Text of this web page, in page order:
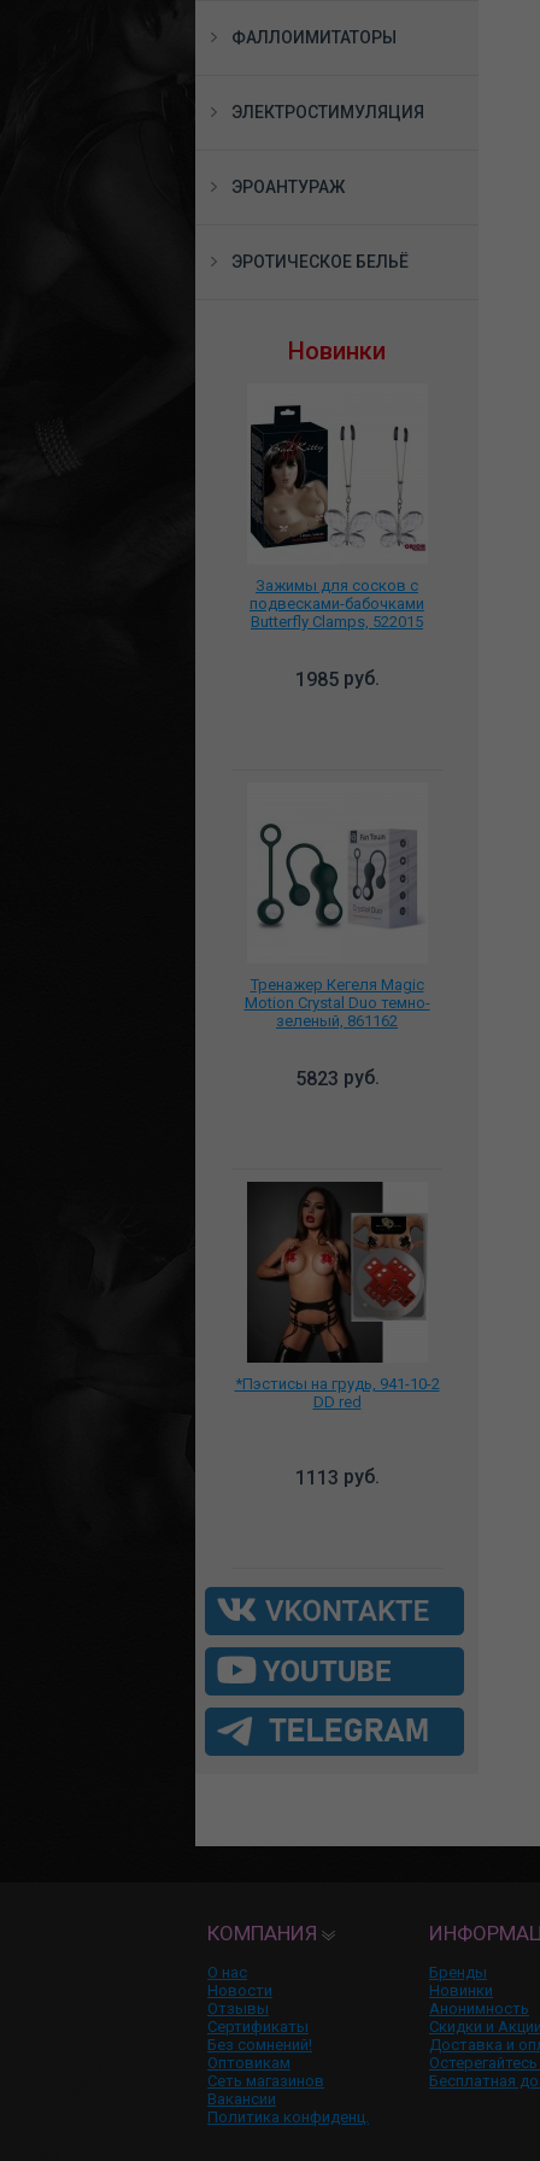
ФАЛЛОИМИТАТОРЫ
ЭЛЕКТРОСТИМУЛЯЦИЯ
ЭРОАНТУРАЖ
ЭРОТИЧЕСКОЕ БЕЛЬЁ
Новинки
Зажимы для сосков с
подвесками-бабочками
Butterfly Clamps, 522015
1985руб.
Тренажер Кегеля Magic
Motion Crystal Duo темно-
зеленый, 861162
5823 руб.
*Пэстисы на грудь, 941-10-2
DD red
1113 руб.
КОМПАНИЯ
О нас
Новости
Отзывы
Сертификаты
Без сомнений!
Оптовикам
Сеть магазинов
Вакансии
Политика конфиденц.
Бренды
Новинки
Анонимность
Скидки и Акции
Доставка и
Бесплатная